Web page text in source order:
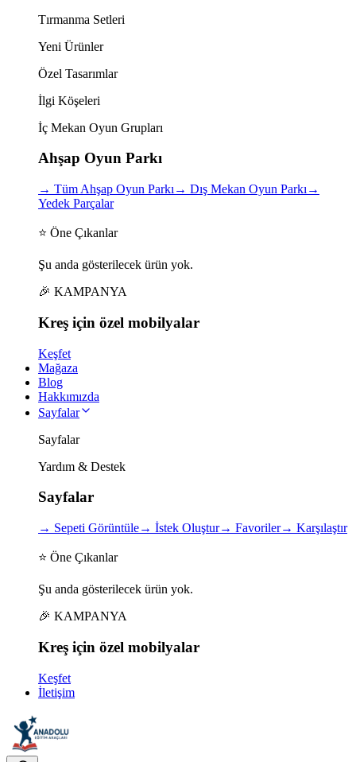
Tırmanma Setleri
Yeni Ürünler
Özel Tasarımlar
İlgi Köşeleri
İç Mekan Oyun Grupları
Ahşap Oyun Parkı
→ Tüm Ahşap Oyun Parkı → Dış Mekan Oyun Parkı →
Yedek Parçalar
⭐ Öne Çıkanlar
Şu anda gösterilecek ürün yok.
🎉 KAMPANYA
Kreş için özel mobilyalar
Keşfet
Mağaza
Blog
Hakkımızda
Sayfalar
Sayfalar
Yardım & Destek
Sayfalar
→ Sepeti Görüntüle→ İstek Oluştur→ Favoriler→ Karşılaştır
⭐ Öne Çıkanlar
Şu anda gösterilecek ürün yok.
🎉 KAMPANYA
Kreş için özel mobilyalar
Keşfet
İletişim